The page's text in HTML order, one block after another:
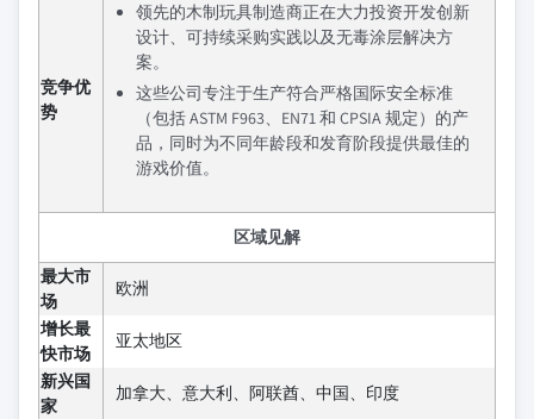
竞争优
势
领先的木制玩具制造商正在大力投资开发创新
设计、可持续采购实践以及无毒涂层解决方
案。
这些公司专注于生产符合严格国际安全标准
（包括 ASTM F963、EN71 和 CPSIA 规定）的产
品，同时为不同年龄段和发育阶段提供最佳的
游戏价值。
区域见解
最大市
场
欧洲
增长最
快市场
亚太地区
新兴国
家
加拿大、意大利、阿联酋、中国、印度